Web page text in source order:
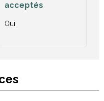
acceptés
Oui